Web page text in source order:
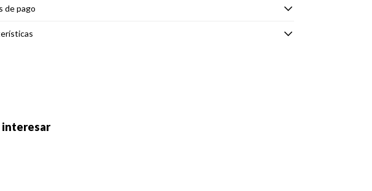
de pago
interesar